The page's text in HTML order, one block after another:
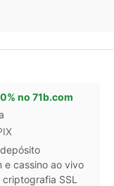
no 71b.com
e cassino ao vivo
SSL